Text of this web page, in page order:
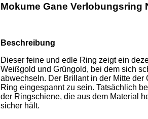
Mokume Gane Verlobungsring
Beschreibung
Dieser feine und edle Ring zeigt ein
Weißgold und Grüngold, bei dem sich
abwechseln. Der Brillant in der Mitte
Ring eingespannt zu sein. Tatsächlich
der Ringschiene, die aus dem Material
sicher hält.